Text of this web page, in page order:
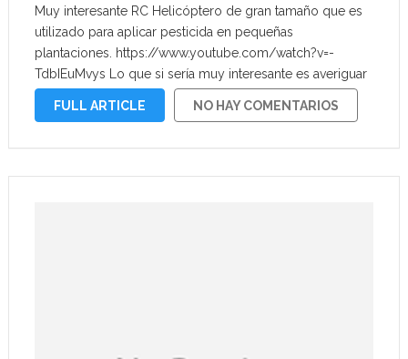
Muy interesante RC Helicóptero de gran tamaño que es
utilizado para aplicar pesticida en pequeñas
plantaciones. https://www.youtube.com/watch?v=-
TdbIEuMvys Lo que si sería muy interesante es averiguar
el tipo y tamaño de motor que tiene, para quizás crear
FULL ARTICLE NO HAY COMENTARIOS